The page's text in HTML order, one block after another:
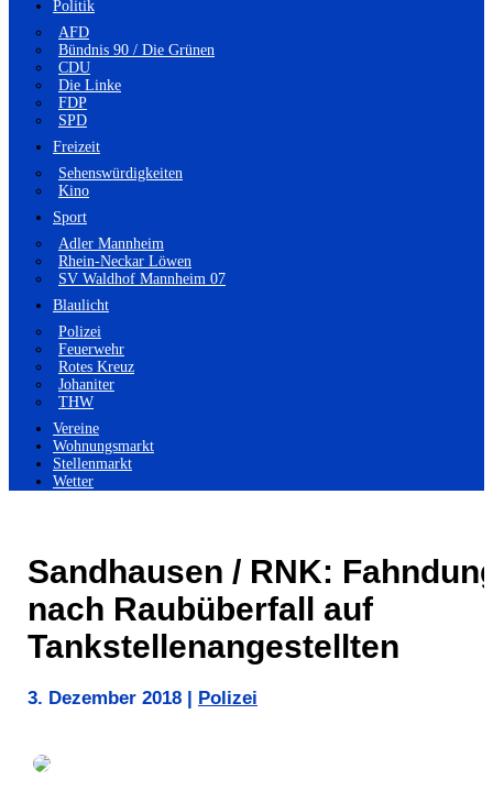
Politik
AFD
Bündnis 90 / Die Grünen
CDU
Die Linke
FDP
SPD
Freizeit
Sehenswürdigkeiten
Kino
Sport
Adler Mannheim
Rhein-Neckar Löwen
SV Waldhof Mannheim 07
Blaulicht
Polizei
Feuerwehr
Rotes Kreuz
Johaniter
THW
Vereine
Wohnungsmarkt
Stellenmarkt
Wetter
Sandhausen / RNK:
nach Raubüberfall auf
Tankstellenangestellten
3. Dezember 2018 Polizei